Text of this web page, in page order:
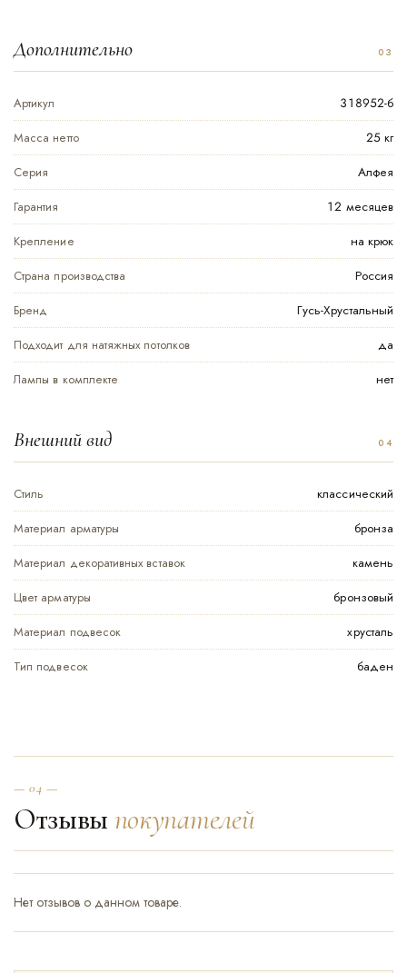
Дополнительно
Артикул
318952-б
Масса нетто
25 кг
Серия
Алфея
Гарантия
12 месяцев
Крепление
на крюк
Страна производства
Россия
Бренд
Гусь-Хрустальный
Подходит для натяжных потолков
да
Лампы в комплекте
нет
Внешний вид
Стиль
классический
Материал арматуры
бронза
Материал декоративных вставок
камень
Цвет арматуры
бронзовый
Материал подвесок
хрусталь
Тип подвесок
баден
— 04 —
Отзывы покупателей
Нет отзывов о данном товаре.